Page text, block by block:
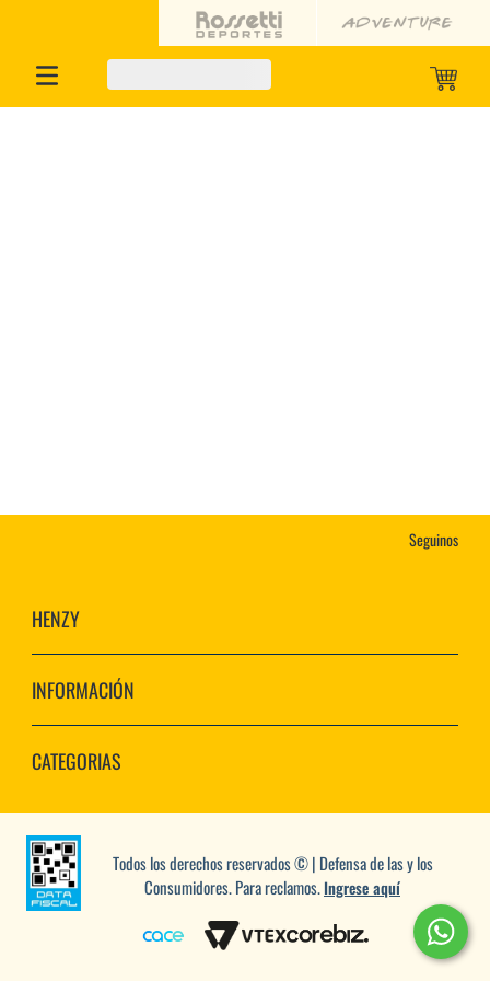
Seguinos
HENZY
INFORMACIÓN
CATEGORIAS
Todos los derechos reservados © | Defensa de las y los
Consumidores. Para reclamos.Ingrese aquí